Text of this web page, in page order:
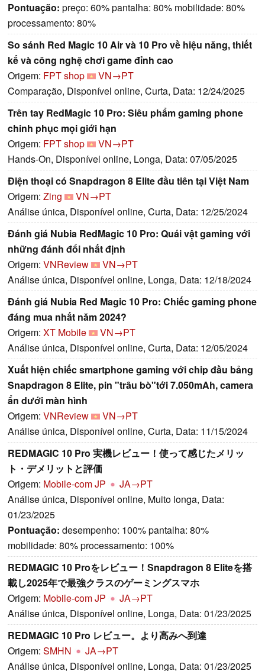
Pontuação: preço: 60% pantalha: 80% mobilidade: 80%
processamento: 80%
So sánh Red Magic 10 Air và 10 Pro về hiệu năng, thiết
kế và công nghệ chơi game đỉnh cao
Origem: FPT shop
VN→PT
Comparação, Disponível online, Curta, Data: 12/24/2025
Trên tay RedMagic 10 Pro: Siêu phẩm gaming phone
chinh phục mọi giới hạn
Origem: FPT shop
VN→PT
Hands-On, Disponível online, Longa, Data: 07/05/2025
Điện thoại có Snapdragon 8 Elite đầu tiên tại Việt Nam
Origem: Zing
VN→PT
Análise única, Disponível online, Curta, Data: 12/25/2024
Đánh giá Nubia RedMagic 10 Pro: Quái vật gaming với
những đánh đổi nhất định
Origem: VNReview
VN→PT
Análise única, Disponível online, Longa, Data: 12/18/2024
Đánh giá Nubia Red Magic 10 Pro: Chiếc gaming phone
đáng mua nhất năm 2024?
Origem: XT Mobile
VN→PT
Análise única, Disponível online, Curta, Data: 12/05/2024
Xuất hiện chiếc smartphone gaming với chip đầu bảng
Snapdragon 8 Elite, pin "trâu bò"tới 7.050mAh, camera
ẩn dưới màn hình
Origem: VNReview
VN→PT
Análise única, Disponível online, Curta, Data: 11/15/2024
REDMAGIC 10 Pro 実機レビュー！使って感じたメリッ
ト・デメリットと評価
Origem: Mobile-com JP
JA→PT
Análise única, Disponível online, Muito longa, Data:
01/23/2025
Pontuação: desempenho: 100% pantalha: 80%
mobilidade: 80% processamento: 100%
REDMAGIC 10 Proをレビュー！Snapdragon 8 Eliteを搭
載し2025年で最強クラスのゲーミングスマホ
Origem: Mobile-com JP
JA→PT
Análise única, Disponível online, Longa, Data: 01/23/2025
REDMAGIC 10 Pro レビュー。より高みへ到達
Origem: SMHN
JA→PT
Análise única, Disponível online, Longa, Data: 01/23/2025